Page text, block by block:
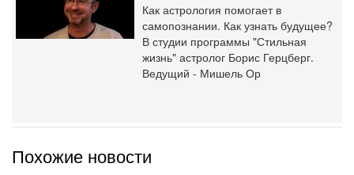
Как астрология помогает в
самопознании. Как узнать будущее?
В студии программы "Стильная
жизнь" астролог Борис Герцберг.
Ведущий - Мишель Ор
Похожие новости